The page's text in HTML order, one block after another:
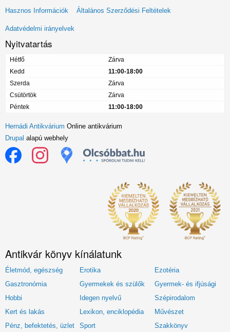
Lábléc
menü
Hasznos Információk Általános Szerződési Feltételek
Adatvédelmi irányelvek
Nyitvatartás
Hétfő
Zárva
Kedd
11:00-18:00
Szerda
Zárva
Csütörtök
Zárva
Péntek
11:00-18:00
Hernádi Antikvárium Online antikvárium
Drupal alapú webhely
Antikvár könyv kínálatunk
Életmód, egészség Erotika
Ezotéria
Gasztronómia
Gyermekek és szülők
Gyermek- és ifjúsági
Hobbi
Idegen nyelvű
Szépirodalom
Kert és lakás
Lexikon, enciklopédia
Művészet
Pénz, befektetés, üzlet
Sport Szakkönyv